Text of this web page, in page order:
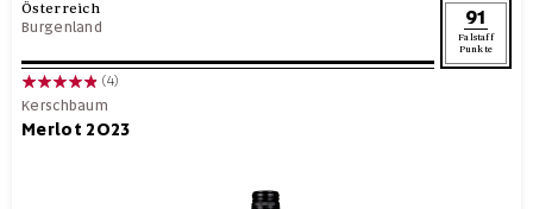
Österreich
Burgenland 91
Falstaff
Punkte
(4)
Kerschbaum
Merlot 2023